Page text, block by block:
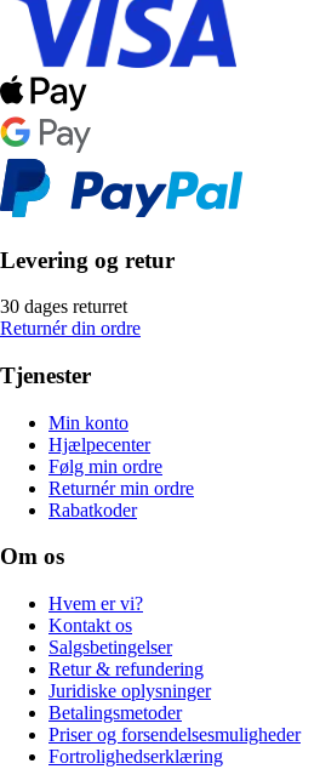
Levering og retur
30 dages returret
Returnér din ordre
Tjenester
Min konto
Hjælpecenter
Følg min ordre
Returnér min ordre
Rabatkoder
Om os
Hvem er vi?
Kontakt os
Salgsbetingelser
Retur & refundering
Juridiske oplysninger
Betalingsmetoder
Priser og forsendelsesmuligheder
Fortrolighedserklæring